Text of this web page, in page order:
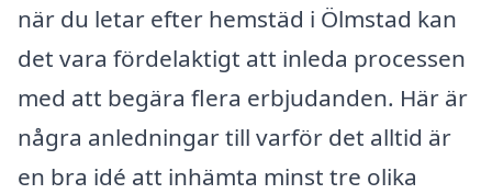
när du letar efter hemstäd i Ölmstad kan
det vara fördelaktigt att inleda processen
med att begära flera erbjudanden. Här är
några anledningar till varför det alltid är
en bra idé att inhämta minst tre olika